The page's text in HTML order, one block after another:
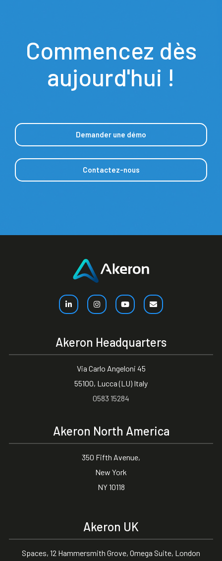
Commencez dès
aujourd'hui !
Demander une démo
Contactez-nous
Akeron Headquarters
Via Carlo Angeloni 45
55100, Lucca (LU) Italy
0583 15284
Akeron North America
350 Fifth Avenue,
New York
NY 10118
Akeron UK
Spaces, 12 Hammersmith Grove, Omega Suite, London